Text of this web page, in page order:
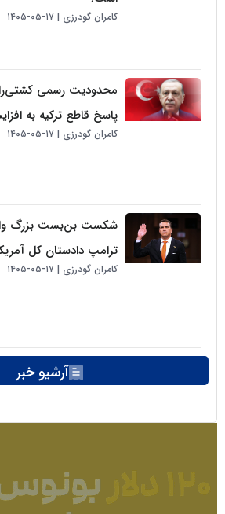
کامران گودرزی ۱۷-۰۵-۱۴۰۵
محدودیت رسمی کشتی‌رانی در
پاسخ قاطع ترکیه به افزایش
کامران گودرزی ۱۷-۰۵-۱۴۰۵
شکست بن‌بست بزرگ واشنگتن؛
ترامپ دادستان کل آمریکا می‌شود!
کامران گودرزی ۱۷-۰۵-۱۴۰۵
آرشیو خبر